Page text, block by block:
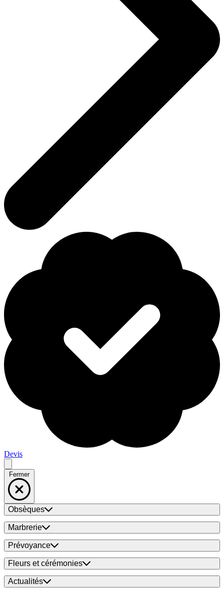
Devis
Fermer
Obsèques
Marbrerie
Prévoyance
Fleurs et cérémonies
Actualités